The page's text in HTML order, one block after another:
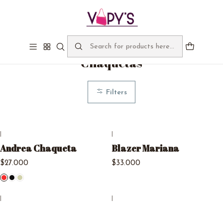
Bienvenidos a Vapy's, despachos gratis sobre $60.000
Chaquetas
Filters
Andrea Chaqueta
$27.000
Blazer Mariana
$33.000